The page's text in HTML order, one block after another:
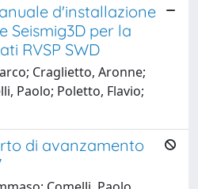
d'installazione
Seismig3D per la
RVSP SWD
Craglietto, Aronne;
Paolo; Poletto, Flavio;
di avanzamento